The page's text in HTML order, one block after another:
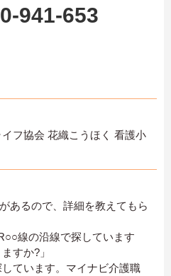
941-653
フ協会 花織こうほく 看護小
あるので、詳細を教えてもら
線の沿線で探しています
すか?」
しています。マイナビ介護職